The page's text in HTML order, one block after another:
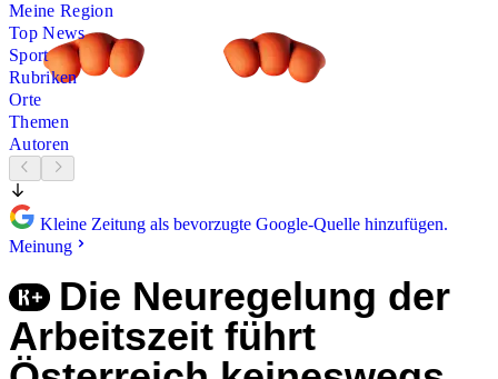
Meine Region
Top News
Sport
Rubriken
Orte
Themen
Autoren
Kleine Zeitung als bevorzugte Google-Quelle hinzufügen.
Meinung
Die Neuregelung der
Arbeitszeit führt